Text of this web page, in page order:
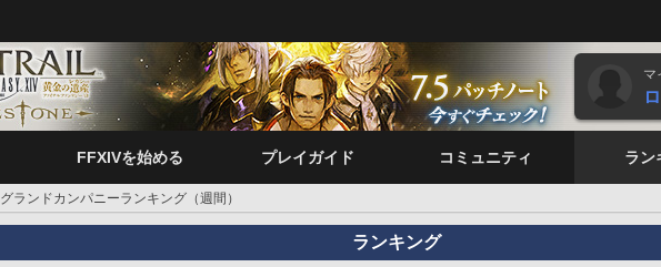
マ
FFXIVを始める プレイガイド コミュニティ ラン
グランドカンパニーランキング（週間）
ランキング